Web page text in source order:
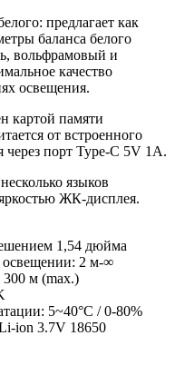
предлагает как
баланса белого
вольфрамовый и
качество
освещения.
картой памяти
от встроенного
через порт Type-C 5V 1A.
языков
ЖК-дисплея.
1,54 дюйма
освещении: 2 м-∞
300 м (max.)
5~40°C / 0-80%
ion 3.7V 18650